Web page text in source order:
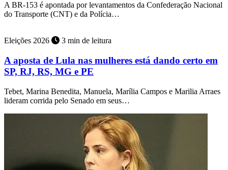
A BR-153 é apontada por levantamentos da Confederação Nacional
do Transporte (CNT) e da Polícia…
Eleições 2026 3 min de leitura
A aposta de Lula nas mulheres está dando certo em
SP, RJ, RS, MG e PE
Tebet, Marina Benedita, Manuela, Marília Campos e Marilia Arraes
lideram corrida pelo Senado em seus…